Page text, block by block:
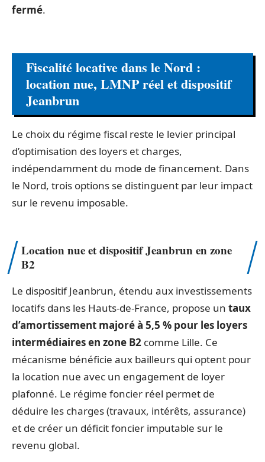
fermé.
Fiscalité locative dans le Nord :
location nue, LMNP réel et dispositif
Jeanbrun
Le choix du régime fiscal reste le levier principal
d’optimisation des loyers et charges,
indépendamment du mode de financement. Dans
le Nord, trois options se distinguent par leur impact
sur le revenu imposable.
Location nue et dispositif Jeanbrun en zone
B2
Le dispositif Jeanbrun, étendu aux investissements
locatifs dans les Hauts-de-France, propose un taux
d’amortissement majoré à 5,5 % pour les loyers
intermédiaires en zone B2 comme Lille. Ce
mécanisme bénéficie aux bailleurs qui optent pour
la location nue avec un engagement de loyer
plafonné. Le régime foncier réel permet de
déduire les charges (travaux, intérêts, assurance)
et de créer un déficit foncier imputable sur le
revenu global.